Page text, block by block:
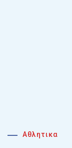
Αθλητικα